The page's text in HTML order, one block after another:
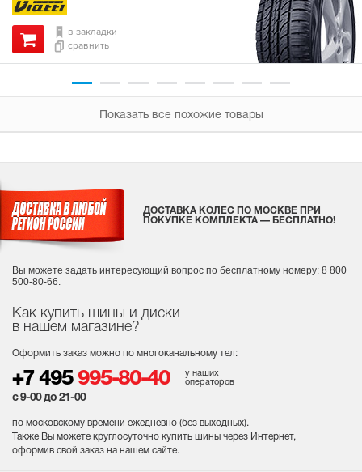
в закладки
сравнить
Показать все похожие товары
Как купить шины и диски
в нашем магазине?
Оформить заказ можно по многоканальному тел:
+7 495 995-80-40
у наших
операторов
с 9-00 до 21-00
по московскому времени ежедневно (без выходных).
Также Вы можете круглосуточно купить шины через Интернет,
оформив свой заказ на нашем сайте.
ДОСТАВКА КОЛЕС ПО МОСКВЕ ПРИ
ПОКУПКЕ КОМПЛЕКТА — БЕСПЛАТНО!
Вы можете задать интересующий вопрос по бесплатному номеру: 8 800
500-80-66.